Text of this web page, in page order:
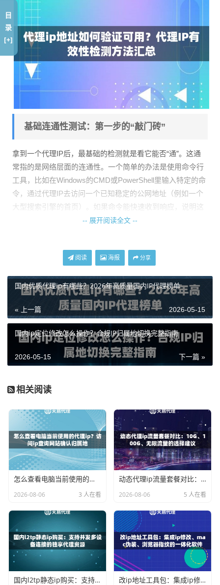
基础连通性测试：第一步的“敲门砖”
拿到一个代理IP后，最基础的检测就是看它能否“通”。这通
常指的是网络层面的连通性。一个简单的办法是使用命令行
工具，比如在Windows的CMD或PowerShell里输入特定的命
令，通过代理IP去访问一个已知稳定的公网地址（例如一个
大型搜索引擎的首页）。如果命令能快速收到响应，说明这
个代理IP至少在网络层面是可连通的。这是最初步的筛选，
对于需要批量检测的用户，可以编写简单的脚本来自动化这
个过程。脚本会逐一尝试连接代理列表中的IP，并根据是否
能在设定的超时时间内建立连接，来标记其连通性状态。这
是后续所有高级检测的基础。
匿名度与协议支持检测：了解你的“伪装”程度
仅仅能连通还不够，代理IP的匿名级别也至关重要。根据代
理服务器对客户端真实IP的隐藏程度，一般分为透明代理、
真实IP，是大多数业务场景的首选。
HTTP请求头信息的网站。这些网站会列出服务器接收到的
信息，你可以重点查看
REMOTE_ADDR、HTTP_VIA、
HT
TP_X_FORWARDED_FOR这几个字段。如果这些字段中完
全没有暴露你的真实IP，或者显示的就是代理服务器自身的I
P，那么这很可能就是一个高匿名代理。
还需要确认代理IP支持的协议，比如HTTP、HTTPS或SOC
KS5。不同的业务软件或脚本对代理协议有不同要求。测试
时，可以分别用不同的协议去配置并尝试访问一个支持HTT
PS的网站，以确保代理IP能兼容你的使用工具。
速度与稳定性实测：关键的性能指标
代理IP的速度和稳定性直接决定了使用体验和效率。一个延
-- 展开阅读全文 --
阅读 海报 分享
国内优质代理ip有哪些？2026年高质量国内IP代理榜单
« 上一篇 2026-05-15
国内ip定位修改怎么操作？合规IP归属地切换完整指南
下一篇 »
2026-05-15
相关阅读
怎么查看电脑当前使用的代理ip？访问ip查询网站确认归属地
2026-08-06 3 人在看
动态代理ip流量套餐对比：10G、100G、无限流量的选择建议
2026-08-06 5 人在看
国内l2tp静态ip购买：支持并发多设备连接的独享代理资源 改ip地址工具包：集成ip修改、mac伪装、浏览器指纹的一体化软件
目
录
[+]